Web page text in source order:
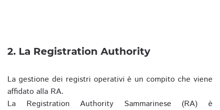
2. La Registration Authority
La gestione dei registri operativi è un compito che viene
affidato alla RA.
La Registration Authority Sammarinese (RA) è